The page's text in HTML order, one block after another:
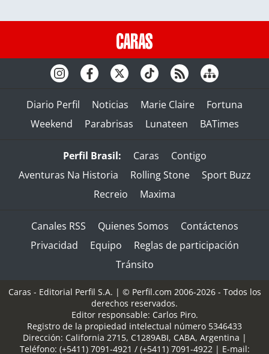
Diario Perfil Noticias Marie Claire
Fortuna
Weekend
Parabrisas Lunateen BATimes
Perfil Brasil: Caras
Contigo
Aventuras Na Historia
Rolling Stone
Sport Buzz
Recreio
Maxima
Canales RSS Quienes Somos
Contáctenos
Privacidad
Equipo
Reglas de participación
Tránsito
Caras - Editorial Perfil S.A. | © Perfil.com 2006-2026 - Todos los
derechos reservados.
Editor responsable: Carlos Piro.
Registro de la propiedad intelectual número 5346433
Dirección: California 2715, C1289ABI, CABA, Argentina |
Teléfono: (+5411) 7091-4921 / (+5411) 7091-4922| E-mail: